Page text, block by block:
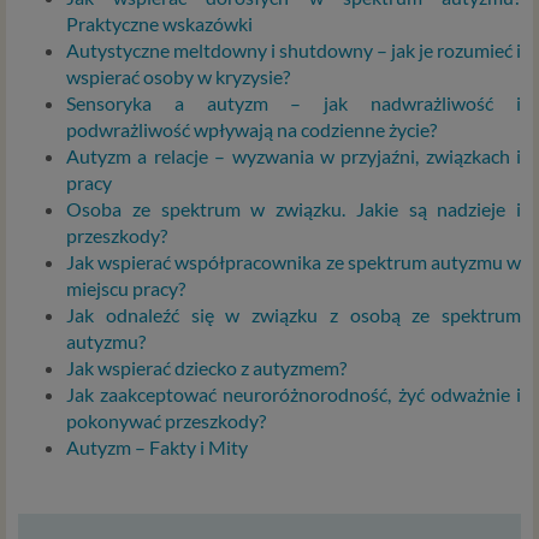
Praktyczne wskazówki
Autystyczne meltdowny i shutdowny – jak je rozumieć i
wspierać osoby w kryzysie?
Sensoryka a autyzm – jak nadwrażliwość i
podwrażliwość wpływają na codzienne życie?
Autyzm a relacje – wyzwania w przyjaźni, związkach i
pracy
Osoba ze spektrum w związku. Jakie są nadzieje i
przeszkody?
Jak wspierać współpracownika ze spektrum autyzmu w
miejscu pracy?
Jak odnaleźć się w związku z osobą ze spektrum
autyzmu?
Jak wspierać dziecko z autyzmem?
Jak zaakceptować neuroróżnorodność, żyć odważnie i
pokonywać przeszkody?
Autyzm – Fakty i Mity
przeczytanie, nie zajmie to więcej niż kilka minut.
Czym są dane osobowe
Dane osobowe to, zgodnie z RODO, informacje o
zidentyfikowanej lub możliwej do zidentyfikowania
osobie fizycznej. W przypadku korzystania z naszego
serwisu takimi danymi są np. adres e-mail, adres IP lub
Twoje dane w serwisie konsultacyjnym czy w innej
usłudze oferowanej przez Psychoradę. Dane osobowe
mogą być zapisywane w plikach cookies lub podobnych
technologiach (np. local storage) instalowanych przez nas
lub naszych Zaufanych Partnerów na naszych stronach i
urządzeniach, których używasz podczas korzystania z
naszych usług.
Podstawa i cel przetwarzania